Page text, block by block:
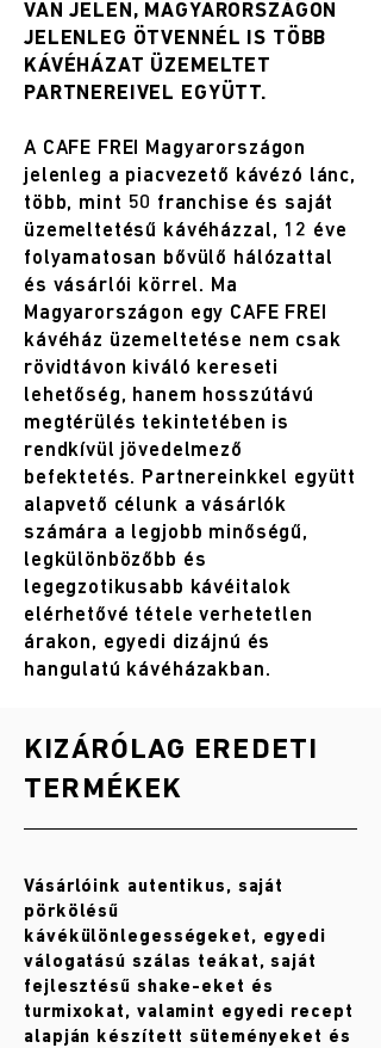
VAN JELEN, MAGYARORSZÁGON
JELENLEG ÖTVENNÉL IS TÖBB
KÁVÉHÁZAT ÜZEMELTET
PARTNEREIVEL EGYÜTT.
A CAFE FREI Magyarországon
jelenleg a piacvezető kávézó lánc,
több, mint 50 franchise és saját
üzemeltetésű kávéházzal, 12 éve
folyamatosan bővülő hálózattal
és vásárlói körrel. Ma
Magyarországon egy CAFE FREI
kávéház üzemeltetése nem csak
rövidtávon kiváló kereseti
lehetőség, hanem hosszútávú
megtérülés tekintetében is
rendkívül jövedelmező
befektetés. Partnereinkkel együtt
alapvető célunk a vásárlók
számára a legjobb minőségű,
legkülönbözőbb és
legegzotikusabb kávéitalok
elérhetővé tétele verhetetlen
árakon, egyedi dizájnú és
hangulatú kávéházakban.
KIZÁRÓLAG EREDETI
TERMÉKEK
Vásárlóink autentikus, saját
pörkölésű
kávékülönlegességeket, egyedi
válogatású szálas teákat, saját
fejlesztésű shake-eket és
turmixokat, valamint egyedi recept
alapján készített süteményeket és